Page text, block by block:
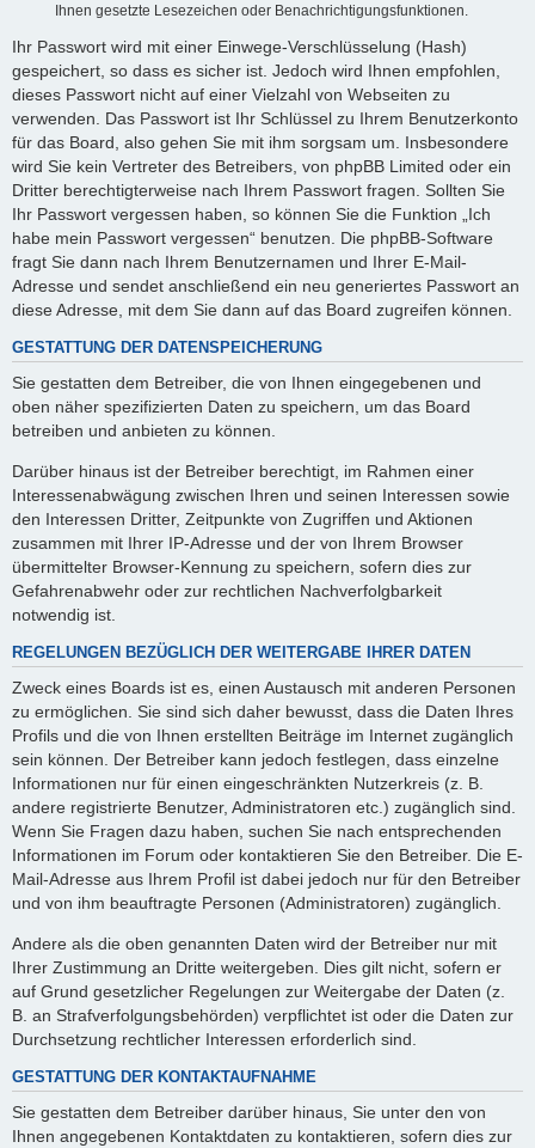
Ihnen gesetzte Lesezeichen oder Benachrichtigungsfunktionen.
Ihr Passwort wird mit einer Einwege-Verschlüsselung (Hash)
gespeichert, so dass es sicher ist. Jedoch wird Ihnen empfohlen,
dieses Passwort nicht auf einer Vielzahl von Webseiten zu
verwenden. Das Passwort ist Ihr Schlüssel zu Ihrem Benutzerkonto
für das Board, also gehen Sie mit ihm sorgsam um. Insbesondere
wird Sie kein Vertreter des Betreibers, von phpBB Limited oder ein
Dritter berechtigterweise nach Ihrem Passwort fragen. Sollten Sie
Ihr Passwort vergessen haben, so können Sie die Funktion „Ich
habe mein Passwort vergessen“ benutzen. Die phpBB-Software
fragt Sie dann nach Ihrem Benutzernamen und Ihrer E-Mail-
Adresse und sendet anschließend ein neu generiertes Passwort an
diese Adresse, mit dem Sie dann auf das Board zugreifen können.
GESTATTUNG DER DATENSPEICHERUNG
Sie gestatten dem Betreiber, die von Ihnen eingegebenen und
oben näher spezifizierten Daten zu speichern, um das Board
betreiben und anbieten zu können.
Darüber hinaus ist der Betreiber berechtigt, im Rahmen einer
Interessenabwägung zwischen Ihren und seinen Interessen sowie
den Interessen Dritter, Zeitpunkte von Zugriffen und Aktionen
zusammen mit Ihrer IP-Adresse und der von Ihrem Browser
übermittelter Browser-Kennung zu speichern, sofern dies zur
Gefahrenabwehr oder zur rechtlichen Nachverfolgbarkeit
notwendig ist.
REGELUNGEN BEZÜGLICH DER WEITERGABE IHRER DATEN
Zweck eines Boards ist es, einen Austausch mit anderen Personen
zu ermöglichen. Sie sind sich daher bewusst, dass die Daten Ihres
Profils und die von Ihnen erstellten Beiträge im Internet zugänglich
sein können. Der Betreiber kann jedoch festlegen, dass einzelne
Informationen nur für einen eingeschränkten Nutzerkreis (z. B.
andere registrierte Benutzer, Administratoren etc.) zugänglich sind.
Wenn Sie Fragen dazu haben, suchen Sie nach entsprechenden
Informationen im Forum oder kontaktieren Sie den Betreiber. Die E-
Mail-Adresse aus Ihrem Profil ist dabei jedoch nur für den Betreiber
und von ihm beauftragte Personen (Administratoren) zugänglich.
Andere als die oben genannten Daten wird der Betreiber nur mit
Ihrer Zustimmung an Dritte weitergeben. Dies gilt nicht, sofern er
auf Grund gesetzlicher Regelungen zur Weitergabe der Daten (z.
B. an Strafverfolgungsbehörden) verpflichtet ist oder die Daten zur
Durchsetzung rechtlicher Interessen erforderlich sind.
GESTATTUNG DER KONTAKTAUFNAHME
Sie gestatten dem Betreiber darüber hinaus, Sie unter den von
Ihnen angegebenen Kontaktdaten zu kontaktieren, sofern dies zur